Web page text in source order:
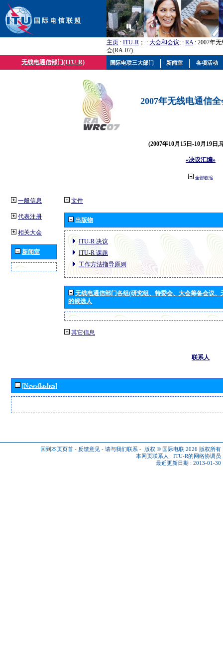
主页 : ITU-R ； : 大会和会议; : RA: 2007年
会(RA-07)
无线电通信部门(ITU-R)
2007年无线电通信
(2007年10月15日-10月19日,
«决议汇编»
全部收缩
一般信息
代表注册
相关大会
新闻室
文件
出版物
ITU-R 决议
ITU-R 课题
工作方法指导原则
无线电通信部门各组(研究组、特委会、大会筹备会议
的候选人
其它信息
联系人
[Newsflashes]
回到本页页首 - 反馈意见 - 请与我们联系 - 版权 © 国际电联 2026 版权所有
本网页联系人 : ITU-R的网络协调员
最近更新日期 : 2013-01-30
国际电联三大部门 新闻室 各项活动